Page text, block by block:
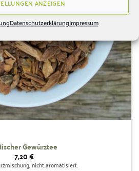
ANZEIGEN
DatenschutzerklärungImpressum
der
Produktseite
gewählt
Gewürztee
7,20€
nicht aromatisiert.